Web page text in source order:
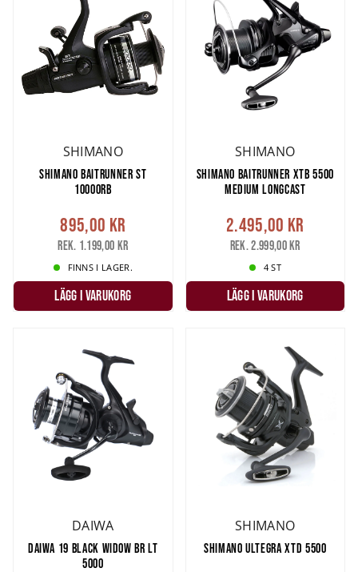
SHIMANO
SHIMANO BAITRUNNER ST
10000RB
895,00 kr
Rek. 1.199,00 kr
FINNS I LAGER.
LÄGG I VARUKORG
SHIMANO
SHIMANO BAITRUNNER XTB 5500
MEDIUM LONGCAST
2.495,00 kr
Rek. 2.999,00 kr
4 ST
LÄGG I VARUKORG
DAIWA
DAIWA 19 BLACK WIDOW BR LT
5000
SHIMANO
SHIMANO ULTEGRA XTD 5500